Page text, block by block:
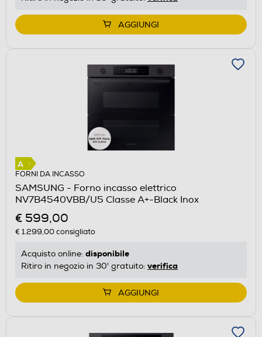
AGGIUNGI
FORNI DA INCASSO
SAMSUNG - Forno incasso elettrico
NV7B4540VBB/U5 Classe A+-Black Inox
€ 599,00
€ 1.299,00consigliato
Acquisto online: disponibile
Ritiro in negozio in 30' gratuito: verifica
AGGIUNGI